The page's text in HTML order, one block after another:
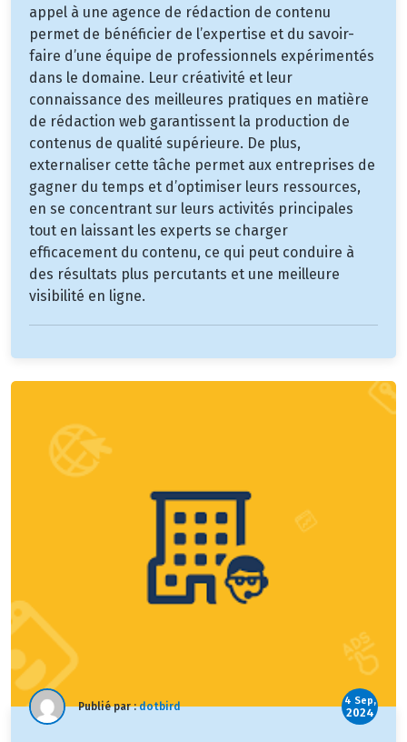
appel à une agence de rédaction de contenu
permet de bénéficier de l’expertise et du savoir-
faire d’une équipe de professionnels expérimentés
dans le domaine. Leur créativité et leur
connaissance des meilleures pratiques en matière
de rédaction web garantissent la production de
contenus de qualité supérieure. De plus,
externaliser cette tâche permet aux entreprises de
gagner du temps et d’optimiser leurs ressources,
en se concentrant sur leurs activités principales
tout en laissant les experts se charger
efficacement du contenu, ce qui peut conduire à
des résultats plus percutants et une meilleure
visibilité en ligne.
Publié par :dotbird 4 Sep,
2024